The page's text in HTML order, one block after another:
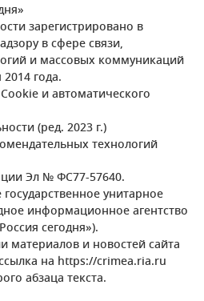
зарегистрировано в
в сфере связи,
и массовых коммуникаций
года.
и автоматического
(ред. 2023 г.)
технологий
Эл № ФС77-57640.
унитарное
информационное агентство
сегодня»).
и новостей сайта
на https://crimea.ria.ru
абзаца текста.